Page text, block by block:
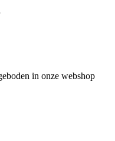
in onze webshop